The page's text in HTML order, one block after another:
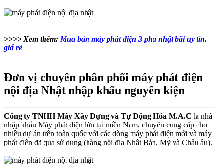
>>>> Xem thêm: Mua bán máy phát điện 3 pha nhật bãi uy tín,
giá rẻ
Đơn vị chuyên phân phối máy phát điện
nội địa Nhật nhập khẩu nguyên kiện
Công ty TNHH Máy Xây Dựng và Tự Động Hóa M.A.C là nhà
nhập khẩu Máy phát điện lớn tại miền Nam, chuyên cung cấp cho
nhiều dự án trên toàn quốc với các dòng máy phát điện mới và máy
phát điện đã qua sử dụng (hàng nội địa Nhật Bản, Mỹ và Châu âu).